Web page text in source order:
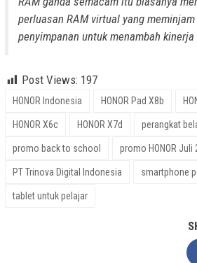
perluasan RAM virtual yang
penyimpanan untuk menambah
Post Views: 197
HONOR Indonesia HONOR Pad X8b
HONOR X6c HONOR X7d perangkat
promo back to school promo HONOR Juli
PT Trinova Digital Indonesia smartphone
tablet untuk pelajar